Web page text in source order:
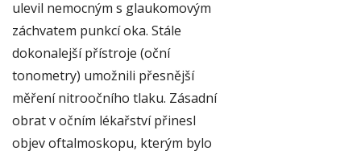
ulevil nemocným s glaukomovým
záchvatem punkcí oka. Stále
dokonalejší přístroje (oční
tonometry) umožnili přesnější
měření nitroočního tlaku. Zásadní
obrat v očním lékařství přinesl
objev oftalmoskopu, kterým bylo